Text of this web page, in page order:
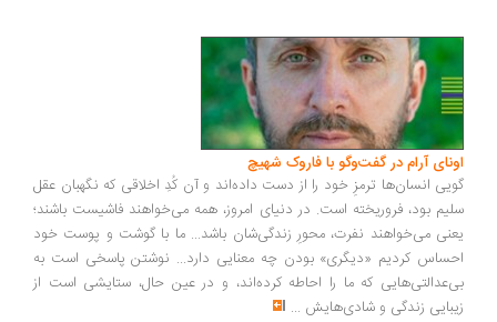
آرام در گفت‌وگو با فاروک شهیچ‭
انسان‌ها ترمزِ خود را از دست داده‌اند و آن کُدِ اخلاقی که نگهبان عقل
بود، فروریخته است. در دنیای امروز، همه می‌خواهند فاشیست باشند؛
می‌خواهند نفرت، محورِ زندگی‌شان باشد... ما با گوشت و پوست خود
کردیم «دیگری» بودن چه معنایی دارد... نوشتن پاسخی است به
که ما را احاطه کرده‌اند، و در عین حال، ستایشی است از
زندگی و شادی‌هایش...